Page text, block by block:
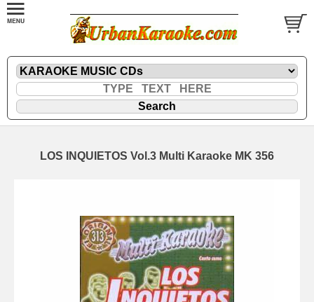
LOS INQUIETOS Vol.3 Multi Karaoke MK 356